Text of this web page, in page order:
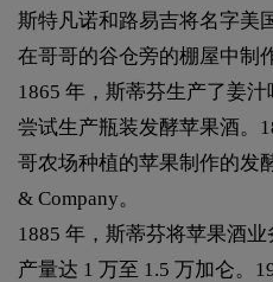
斯特凡诺和路易吉将名字美
在哥哥的谷仓旁的棚屋中制
1865 年，斯蒂芬生产了姜
尝试生产瓶装发酵苹果酒。
哥农场种植的苹果制作的发
& Company。
1885 年，斯蒂芬将苹果酒
产量达 1 万至 1.5 万加仑。